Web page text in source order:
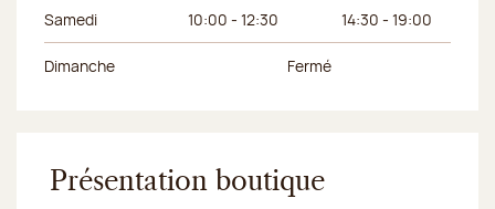
Samedi 10:00 - 12:30 14:30 - 19:00
Dimanche Fermé
Présentation boutique